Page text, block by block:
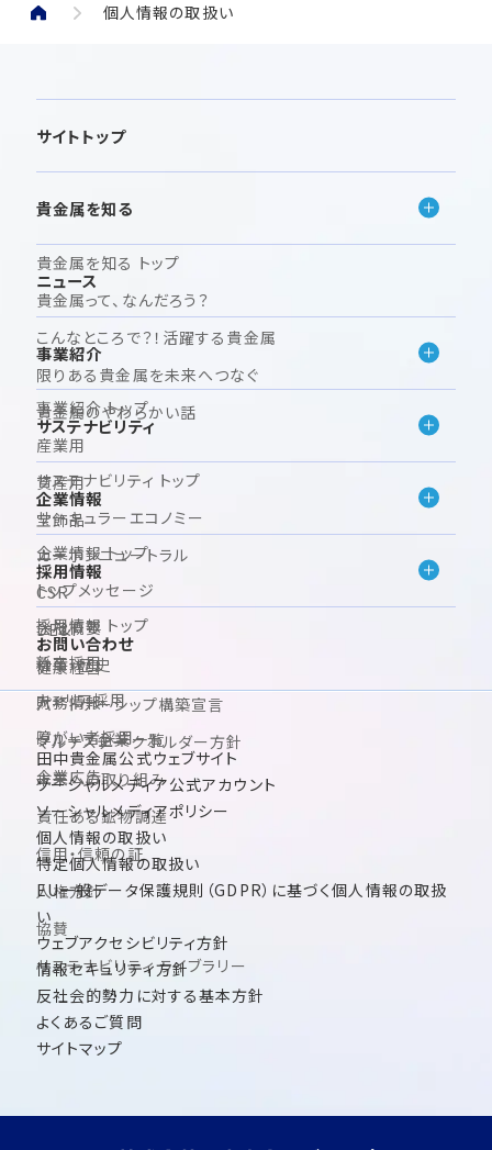
個人情報の取扱い
サイトトップ
貴金属を知る
貴金属を知る トップ
貴金属って、なんだろう？
こんなところで？！活躍する貴金属
限りある貴金属を未来へつなぐ
貴金属のやわらかい話
ニュース
事業紹介
事業紹介 トップ
産業用
資産用
宝飾品
サステナビリティ
サステナビリティ トップ
サーキュラーエコノミー
カーボンニュートラル
CSR
DE&I
健康経営
パートナーシップ構築宣言
マルチステークホルダー方針
未来への取り組み
責任ある鉱物調達
信用・信頼の証
人権方針
協賛
サステナビリティ ライブラリー
企業情報
企業情報 トップ
トップメッセージ
会社概要
沿革・歴史
財務情報
グループ企業一覧
企業広告
採用情報
採用情報 トップ
新卒採用
キャリア採用
障がい者採用
お問い合わせ
田中貴金属公式ウェブサイト
ソーシャルメディア公式アカウント
ソーシャルメディアポリシー
個人情報の取扱い
特定個人情報の取扱い
EU一般データ保護規則（GDPR）に基づく個人情報の取扱
い
ウェブアクセシビリティ方針
情報セキュリティ方針
反社会的勢力に対する基本方針
よくあるご質問
サイトマップ